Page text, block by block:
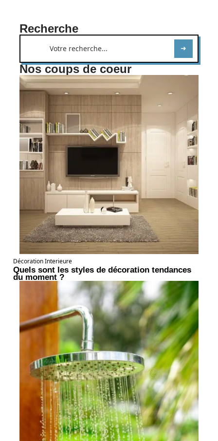
Recherche
Nos coups de coeur
Décoration Interieure
Quels sont les styles de décoration tendances
du moment ?